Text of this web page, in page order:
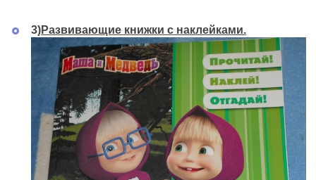
3)Развивающие книжки с наклейками.